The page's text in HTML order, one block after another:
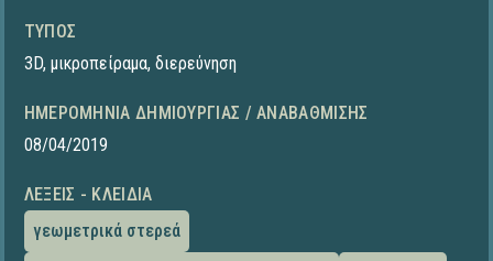
ΤΎΠΟΣ
3D, μικροπείραμα, διερεύνηση
ΗΜΕΡΟΜΗΝΊΑ ΔΗΜΙΟΥΡΓΊΑΣ / ΑΝΑΒΆΘΜΙΣΗΣ
08/04/2019
ΛΈΞΕΙΣ - ΚΛΕΙΔΙΆ
γεωμετρικά στερεά